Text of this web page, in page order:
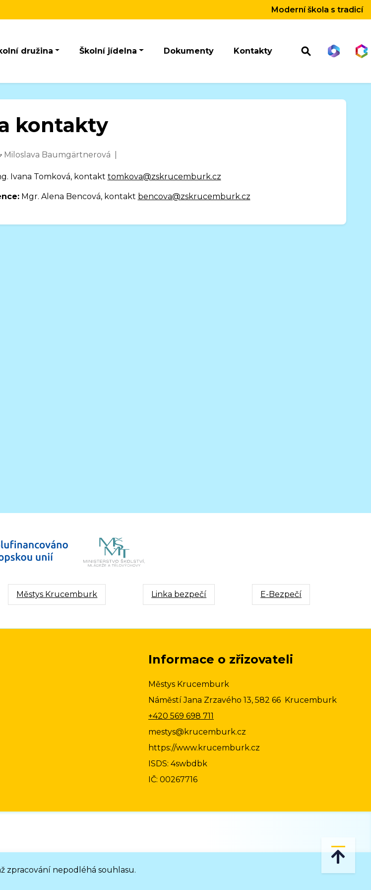
Moderní škola s tradicí
družina Školní jídelna Dokumenty Kontakty
kontakty
Miloslava Baumgärtnerová |
Ivana Tomková, kontakt tomkova@zskrucemburk.cz
Mgr. Alena Bencová, kontakt bencova@zskrucemburk.cz
Městys Krucemburk Linka bezpečí E-Bezpečí
Informace o zřizovateli
Městys Krucemburk
Náměstí Jana Zrzavého 13, 582 66 Krucemburk
+420 569 698 711
mestys@krucemburk.cz
https://www.krucemburk.cz
ISDS: 4swbdbk
IČ: 00267716
zpracování nepodléhá souhlasu.